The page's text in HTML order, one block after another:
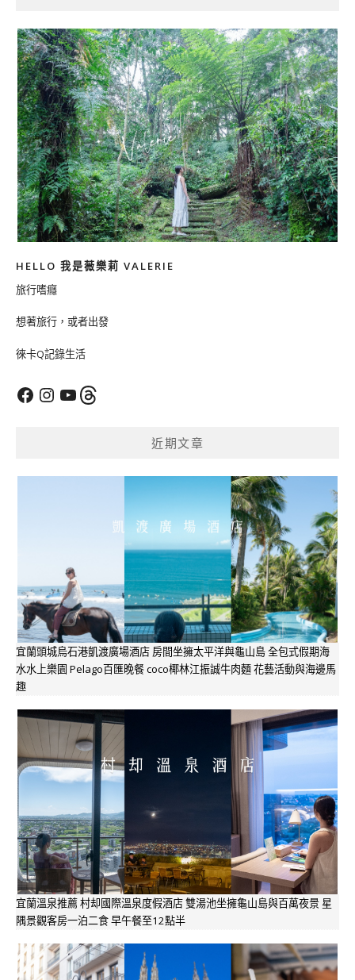
HELLO 我是薇樂莉 VALERIE
旅行嗜癮
想著旅行，或者出發
徠卡Q記錄生活
FacebookInstagram
YouTubeThreads
近期文章
宜蘭頭城烏石港凱渡廣場酒店 房間坐擁太平洋與龜山島 全包式假期海
水水上樂園 Pelago百匯晚餐 coco椰林江振誠牛肉麵 花藝活動與海邊馬
趣
宜蘭溫泉推薦 村却國際溫泉度假酒店 雙湯池坐擁龜山島與百萬夜景 星
隅景觀客房一泊二食 早午餐至12點半